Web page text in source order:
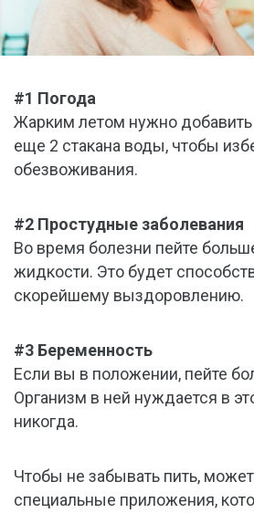
#1 Погода
Жарким летом нужно
еще 2 стакана воды, чтобы
обезвоживания.
#2 Простудные заболевания
Во время болезни пейте
жидкости. Это будет
скорейшему выздоровлению.
#3 Беременность
Если вы в положении, пейте
Организм в ней нуждается в
никогда.
Чтобы не забывать пить,
специальные приложения,